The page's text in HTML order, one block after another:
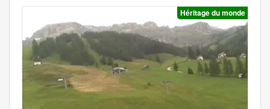
Héritage du monde